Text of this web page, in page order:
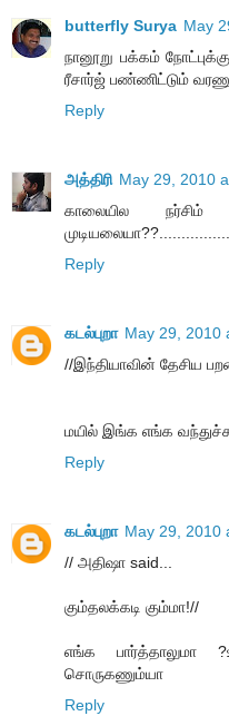
butterfly Surya May
நானூறு பக்கம்
ரீசார்ஜ் பண்ணிட்டும்
Reply
அத்திரி May 29, 2010
காலையில நர்சிம்
Reply
கடல்புறா May 29, 2010
//இந்தியாவின் தேசிய
மயில் இங்க எங்க
Reply
கடல்புறா May 29, 2010
// அதிஷா said...
கும்தலக்கடி கும்மா!//
எங்க பார்த்தாலுமா
சொருகணும்யா
Reply